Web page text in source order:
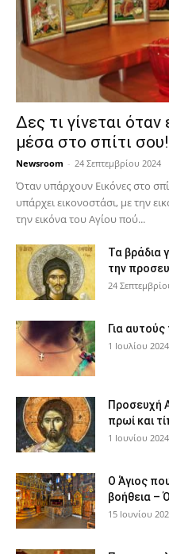
Δες τι γίνεται όταν
μέσα στο σπίτι σου!
Newsroom - 24 Σεπτεμβρίου 2024
Όταν υπάρχουν Εικόνες στο
υπάρχει εικονοστάσι, με την
την εικόνα του Αγίου πού...
Τα βράδια
την
24
Για
1 Ιουλίου 2024
Προσευχή
πρωί και
1 Ιουνίου 2024
Ο Άγιος
βοήθεια –
15 Ιουνίου